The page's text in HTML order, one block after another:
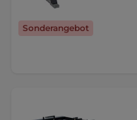
Sonderangebot